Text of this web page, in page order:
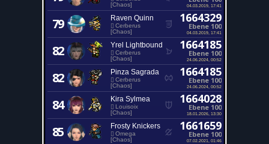
[Chaos]
04.03.2019, 17:41
79 Raven Quinn
Cerberus
[Chaos]
1664329
Ebene 100
04.03.2019, 17:41
82 Yrel Lightbound
Cerberus
[Chaos]
1664185
Ebene 100
24.06.2024, 00:52
82 Pinza Sagrada
Cerberus
[Chaos]
1664185
Ebene 100
24.06.2024, 00:52
84 Kira Sylmea
Louisoix
[Chaos]
1664028
Ebene 100
18.01.2026, 13:30
85 Frosty Knickers
Omega
[Chaos]
1661659
Ebene 100
07.02.2021, 01:46